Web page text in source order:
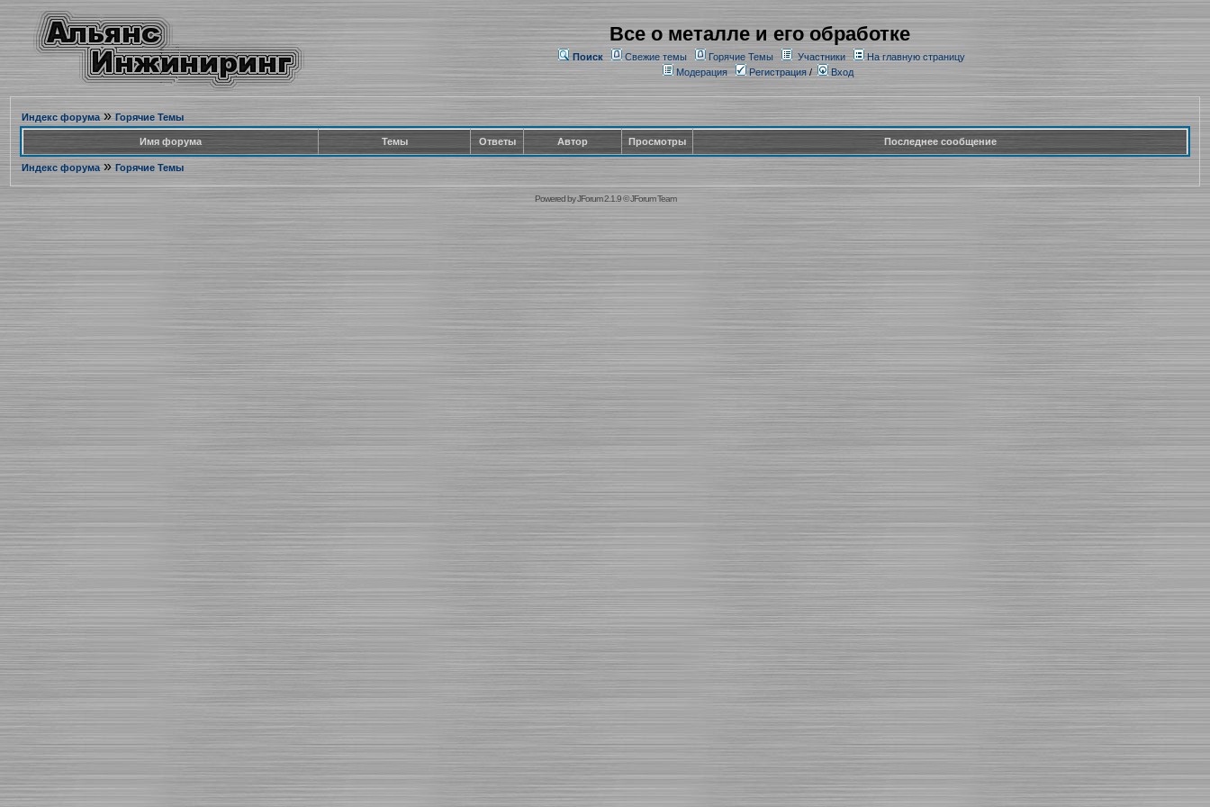
Все о металле и его обработке
Поиск Свежие темы Горячие Темы Участники
На главную страницу
Модерация
Регистрация/ Вход
Индекс форума» Горячие Темы
Имя форума Темы Ответы Автор Просмотры Последнее сообщение
Индекс форума» Горячие Темы
Powered byJForum 2.1.9©JForum Team